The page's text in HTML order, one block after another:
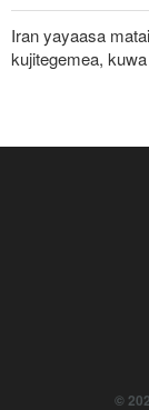
Iran yayaasa
kujitegemea,
la mafuta la
Watetezi wa
Democratic wa
machaguo ya
Mshauri wa ©